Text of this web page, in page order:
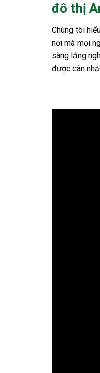
đô thị
Chúng tôi
nơi mà mọi
sàng lắng
được cân